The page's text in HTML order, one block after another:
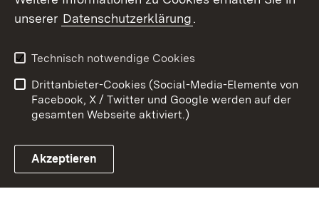
Link zum Landesportal
Kontakt
Datenschutz
Barrierefreiheit
Impressum Cookies
unserer Datenschutzerklärung.
Technisch notwendige Cookies
Drittanbieter-Cookies (Social-Media-Elemente von
Facebook, X / Twitter und Google werden auf der
gesamten Webseite aktiviert.)
Akzeptieren